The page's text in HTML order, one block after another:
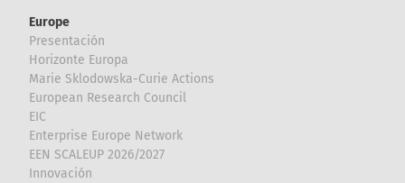
Europe
Presentación
Horizonte Europa
Marie Sklodowska-Curie Actions
European Research Council
EIC
Enterprise Europe Network
EEN SCALEUP 2026/2027
Innovación